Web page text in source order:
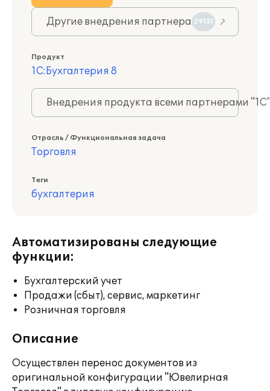
Другие внедрения партнера 29151
Продукт
1С:Бухгалтерия 8
Внедрения продукта всеми партнерами
Отрасль / Функциональная задача
Торговля
Теги
бухгалтерия
Автоматизированы следующие
функции:
Бухгалтерский учет
Продажи (сбыт), сервис, маркетинг
Розничная торговля
Описание
Осуществлен перенос документов из
оригинальной конфигурации "Ювелирная